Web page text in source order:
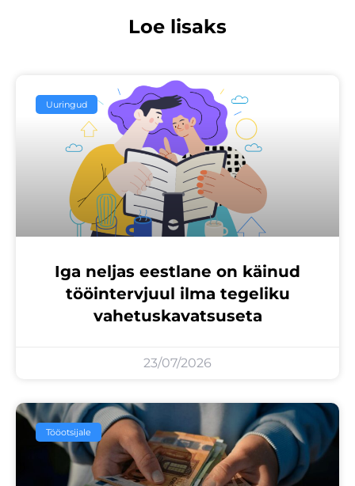
Loe lisaks
Uuringud
Iga neljas eestlane on käinud
tööintervjuul ilma tegeliku
vahetuskavatsuseta
23/07/2026
Tööotsijale